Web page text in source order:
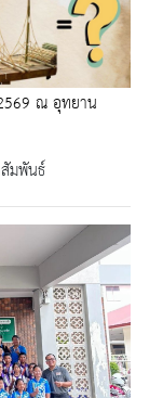
ณ อุทยาน
มพันธ์